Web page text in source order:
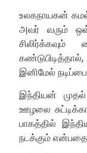
உலகநாயகன் கமல்
அவர் வரும்
இனிமேல்
இந்தியன் முதல்
ஊழலை
பாகத்தில்
நடக்கும் என்பதை